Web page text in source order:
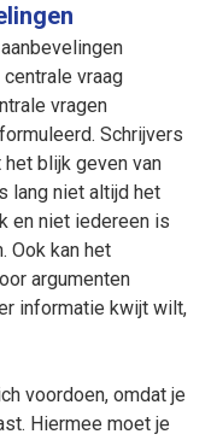
vraag
vragen
Schrijvers
het blijk geven van
lang niet altijd het
en niet iedereen is
Ook kan het
argumenten
informatie kwijt wilt,
voordoen, omdat je
Hiermee moet je